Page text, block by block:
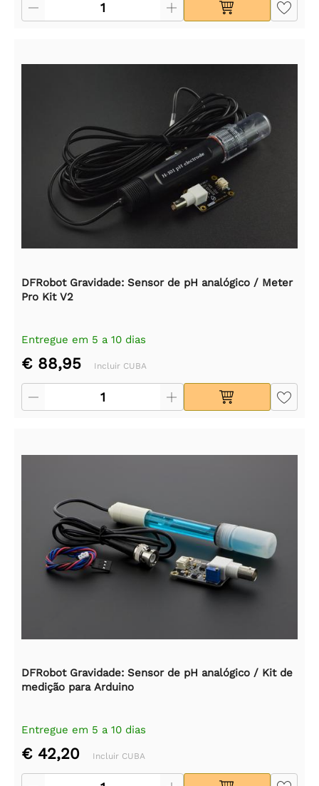
DFRobot Gravidade: Sensor de pH analógico / Meter
Pro Kit V2
Entregue em 5 a 10 dias
€ 88,95 Incluir CUBA
DFRobot Gravidade: Sensor de pH analógico / Kit de
medição para Arduino
Entregue em 5 a 10 dias
€ 42,20 Incluir CUBA